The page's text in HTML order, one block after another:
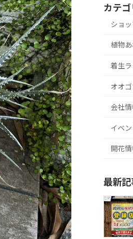
カテ
ショ
植物
着生
オオ
会社
イベ
開花
最新